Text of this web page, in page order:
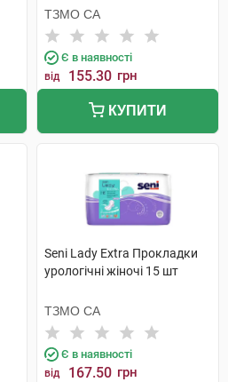
ТЗМО СА
Є в наявності
від 155.30 грн
КУПИТИ
Seni Lady Extra Прокладки
урологічні жіночі 15 шт
ТЗМО СА
Є в наявності
від 167.50 грн